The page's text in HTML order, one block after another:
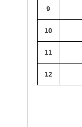
9
10
11
12